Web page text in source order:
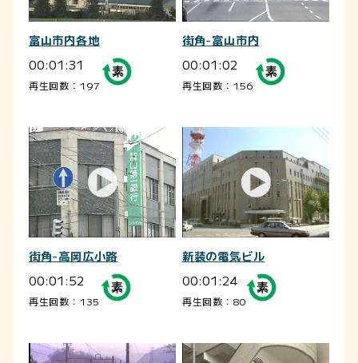
富山市内各地
00:01:31
再生回数：197
街角-富山市内
00:01:02
再生回数：156
街角-高岡広小路
00:01:52
再生回数：135
新装の電気ビル
00:01:24
再生回数：80